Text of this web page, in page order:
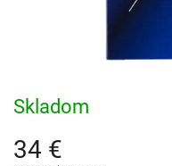
34 €
Skladom